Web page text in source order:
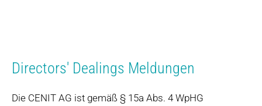
Directors' Dealings Meldungen
Die CENIT AG ist gemäß § 15a Abs. 4 WpHG